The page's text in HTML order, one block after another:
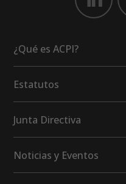
¿Qué es ACPI?
Estatutos
Junta Directiva
Noticias y Eventos